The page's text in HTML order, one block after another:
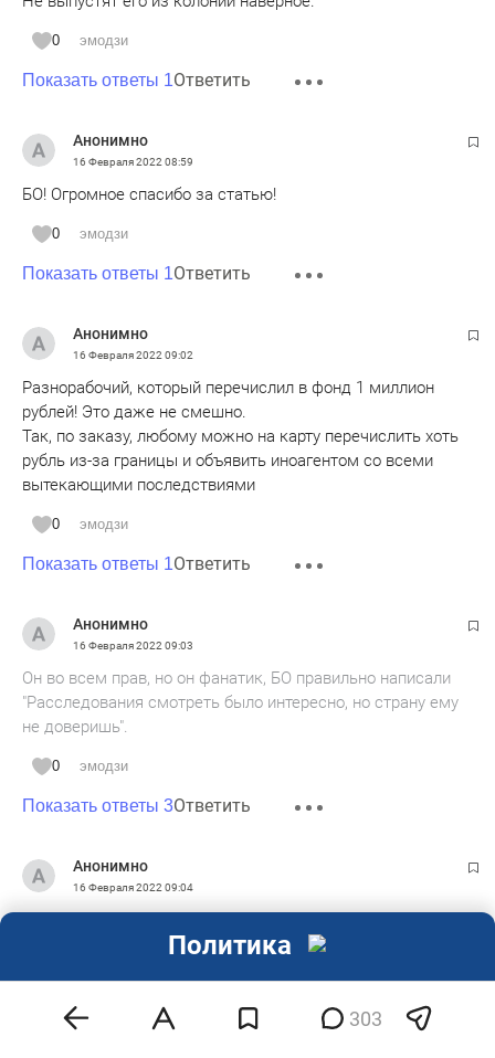
0 эмодзи
Показать ответы 1Ответить
Анонимно
16 Февраля 2022 08:59
БО! Огромное спасибо за статью!
0 эмодзи
Показать ответы 1Ответить
Анонимно
16 Февраля 2022 09:02
Разнорабочий, который перечислил в фонд 1 миллион
рублей! Это даже не смешно.
Так, по заказу, любому можно на карту перечислить хоть
рубль из-за границы и объявить иноагентом со всеми
вытекающими последствиями
0 эмодзи
Показать ответы 1Ответить
Анонимно
16 Февраля 2022 09:03
Он во всем прав, но он фанатик, БО правильно написали
"Расследования смотреть было интересно, но страну ему
не доверишь".
0 эмодзи
Показать ответы 3Ответить
Анонимно
16 Февраля 2022 09:04
303
Политика